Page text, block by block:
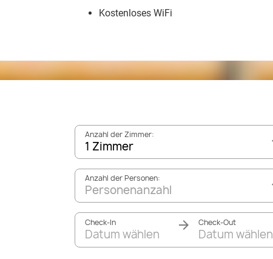
Kostenloses WiFi
Anzahl der Zimmer:
1 Zimmer
Anzahl der Personen:
Personenanzahl
Check-In
Datum wählen
Check-Out
Datum wählen